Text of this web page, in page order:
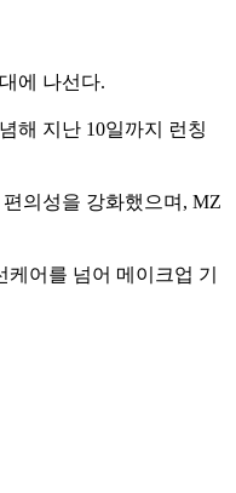
에 나선다.
해 지난 10일까지 런칭
의성을 강화했으며, MZ
어를 넘어 메이크업 기